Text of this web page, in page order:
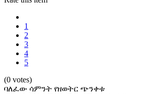
1
2
3
4
5
(0 votes)
ባለፈው ሳምንት የዘወትር ጭንቀቱ